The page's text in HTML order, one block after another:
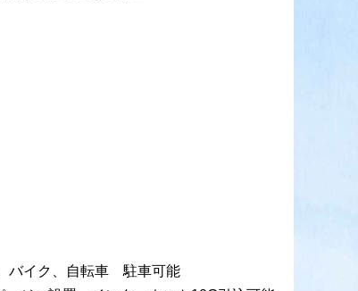
バイク、自転車 駐車可能